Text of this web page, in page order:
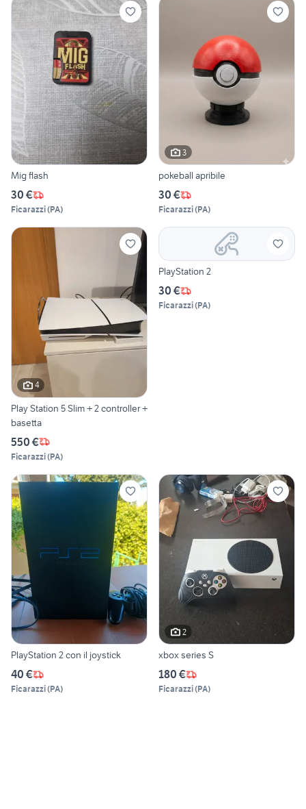
Mig flash
30 €
Ficarazzi(PA)
3
pokeball apribile
30 €
Ficarazzi(PA)
4
Play Station 5 Slim + 2 controller +
basetta
550 €
Ficarazzi(PA)
PlayStation 2
30 €
Ficarazzi(PA)
PlayStation 2 con il joystick
40 €
Ficarazzi(PA)
2
xbox series S
180 €
Ficarazzi(PA)